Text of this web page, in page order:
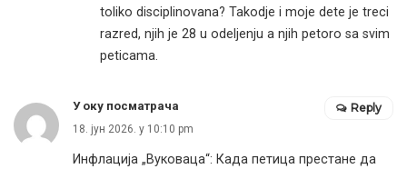
toliko disciplinovana? Takodje i moje dete je treci
razred, njih je 28 u odeljenju a njih petoro sa svim
peticama.
У оку посматрача
18. јун 2026. у 10:10 pm
Инфлација „Вуковаца“: Када петица престане да
Reply